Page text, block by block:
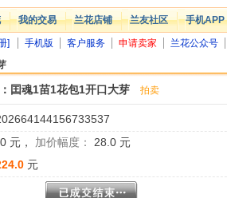
我的交易 兰花店铺 兰友社区 手机APP
] 手机版 客户服务 申请卖家 兰花公众号
囯魂1苗1花包1开口大芽 拍卖
元， 加价幅度： 28.0 元
元